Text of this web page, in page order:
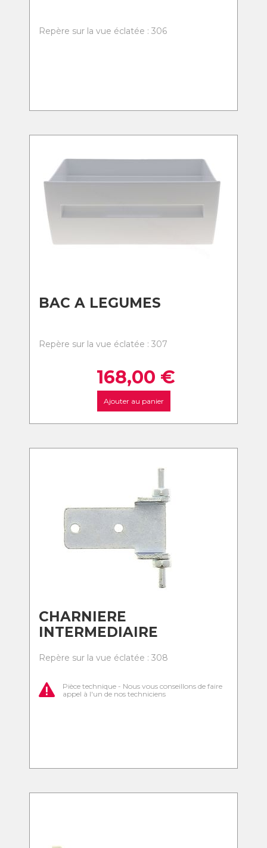
Repère sur la vue éclatée : 306
BAC A LEGUMES
Repère sur la vue éclatée : 307
168,00 €
Ajouter au panier
CHARNIERE
INTERMEDIAIRE
Repère sur la vue éclatée : 308
Pièce technique - Nous vous conseillons de faire
appel à l'un de nos techniciens